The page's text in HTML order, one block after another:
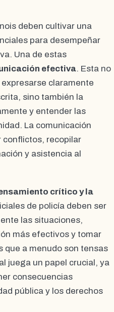
deben cultivar una
para desempeñar
Una de estas
efectiva. Esta no
claramente
sino también la
y entender las
La comunicación
conflictos, recopilar
y asistencia al
crítico y la
de policía deben ser
las situaciones,
más efectivos y tomar
que a menudo son tensas
juega un papel crucial, ya
consecuencias
pública y los derechos